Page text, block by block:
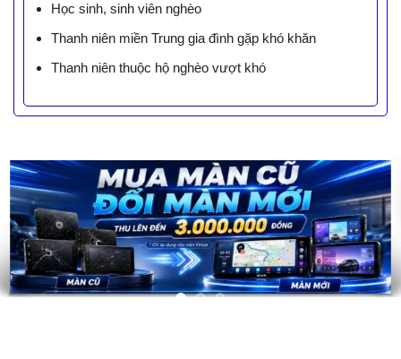
Học sinh, sinh viên nghèo
Thanh niên miền Trung gia đình gặp khó khăn
Thanh niên thuộc hộ nghèo vượt khó